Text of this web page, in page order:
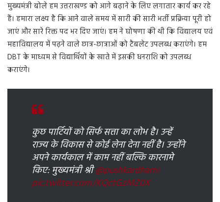
मुख्यमंत्री बोले हम उत्तराखण्ड को आगे बढ़ाने के लिए लगातार कार्य कर रहे
हैं। हमारा लक्ष्य है कि आने वाले समय में सारी की सारी भर्ती प्रक्रिया पूरी हो
जाएं और सारे रिक्त पद भर दिए जाएं। हम ने घोषणा की थी कि विद्यालय एवं
महाविद्यालय में पढ़ने वाले छात्र-छात्राओं को टैबलेट उपलब्ध कराएंगे। हम
DBT के माध्यम से विद्यार्थियों के खाते में इसकी धनराशि को उपलब्ध
कराएंगे।
कुछ पार्टियों को सिर्फ सत्ता का लोभ है। उन्हें
राज्य के विकास से कोई लेना देना नहीं है। उन्होंने
अपने कार्यकाल में काम नहीं बल्कि कारनामे
किए: मुख्यमंत्री श्री@pushkardhami
pic.twitter.com/KQctGzMZ0X